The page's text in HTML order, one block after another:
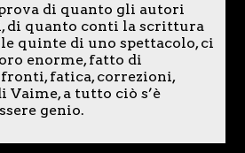
di quanto gli autori
di quanto conti la scrittura
quinte di uno spettacolo, ci
enorme, fatto di
fatica, correzioni,
Vaime, a tutto ciò s’è
genio.